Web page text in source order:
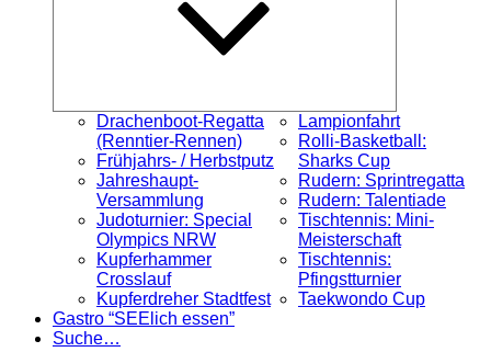
Drachenboot-Regatta
(Renntier-Rennen)
Frühjahrs- / Herbstputz
Jahreshaupt-
Versammlung
Judoturnier: Special
Olympics NRW
Kupferhammer
Crosslauf
Kupferdreher Stadtfest
Lampionfahrt
Rolli-Basketball:
Sharks Cup
Rudern: Sprintregatta
Rudern: Talentiade
Tischtennis: Mini-
Meisterschaft
Tischtennis:
Pfingstturnier
Taekwondo Cup
Gastro “SEElich essen”
Suche…